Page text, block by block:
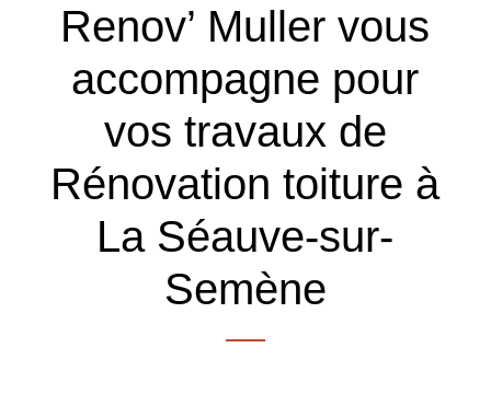
Renov’ Muller vous
accompagne pour
vos travaux de
Rénovation toiture à
La Séauve-sur-
Semène